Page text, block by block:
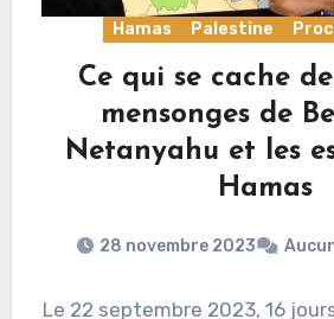
Hamas Palestine
Ce qui se cache
mensonges de
Netanyahu et les
Hamas
28 novembre 2023
Le 22 septembre 2023, 16